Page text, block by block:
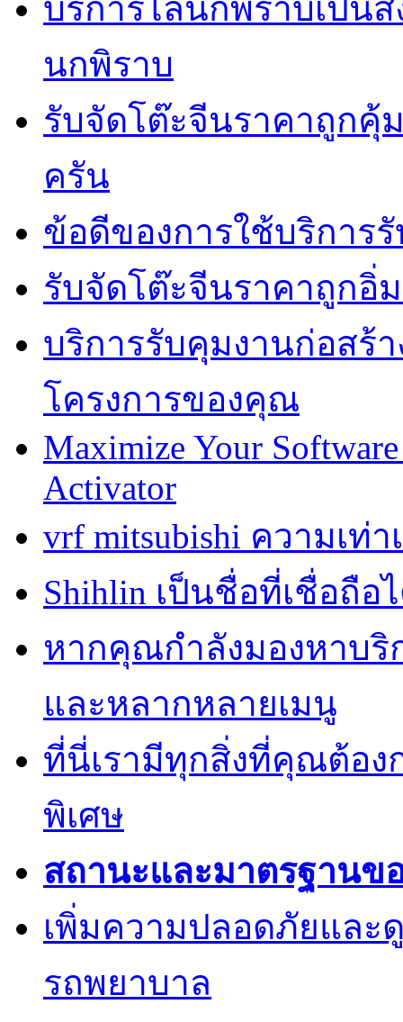
บริการไล่นกพิราบเป็น
นกพิราบ
รับจัดโต๊ะจีนราคาถูกคุ้
ครัน
ข้อดีของการใช้บริการ
รับจัดโต๊ะจีนราคาถูกอิ่
บริการรับคุมงานก่อสร้
โครงการของคุณ
Maximize Your
Activator
vrf mitsubishi ความเท่
Shihlin เป็นชื่อที่เชื่อถือ
หากคุณกำลังมองหาบ
และหลากหลายเมนู
ที่นี่เรามีทุกสิ่งที่คุณต้อง
พิเศษ
สถานะและมาตรฐานข
เพิ่มความปลอดภัยแล
รถพยาบาล